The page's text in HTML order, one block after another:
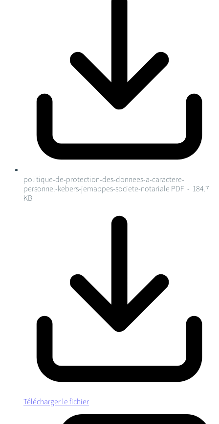
politique-de-protection-des-donnees-a-caractere-
personnel-kebers-jemappes-societe-notariale PDF - 184.7
KB
Télécharger le fichier